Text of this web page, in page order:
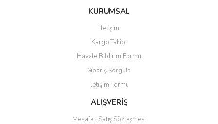
Bu ürüne ilk yorumu siz yapın!
Ürün resmi kalitesiz, bozuk veya görüntülenemiyor.
Ürün açıklamasında eksik bilgiler bulunuyor.
Ürün bilgilerinde hatalar bulunuyor.
Ürün fiyatı diğer sitelerden daha pahalı.
Bu ürüne benzer farklı alternatifler olmalı.
KURUMSAL
İletişim
Kargo Takibi
Havale Bildirim Formu
Sipariş Sorgula
İletişim Formu
ALIŞVERİŞ
Mesafeli Satış Sözleşmesi